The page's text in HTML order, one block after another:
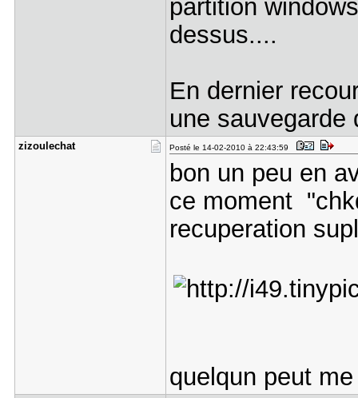
partition
dessus....
En dernier
une sauvegarde
zizoulecha​t Posté le 14-02-2010 à 22:43:59
bon un peu en
ce moment
recuperation
quelqun peut